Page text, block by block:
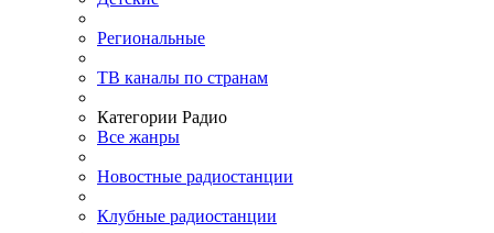
Региональные
ТВ каналы по странам
Категории Радио
Все жанры
Новостные радиостанции
Клубные радиостанции